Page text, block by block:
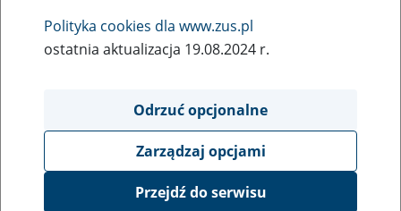
oraz sposobach przeciwdziałania tym zagrożeniom.
Polityka cookies dla www.zus.pl
ostatnia aktualizacja 19.08.2024 r.
Odrzuć opcjonalne
Zarządzaj opcjami
Przejdź do serwisu